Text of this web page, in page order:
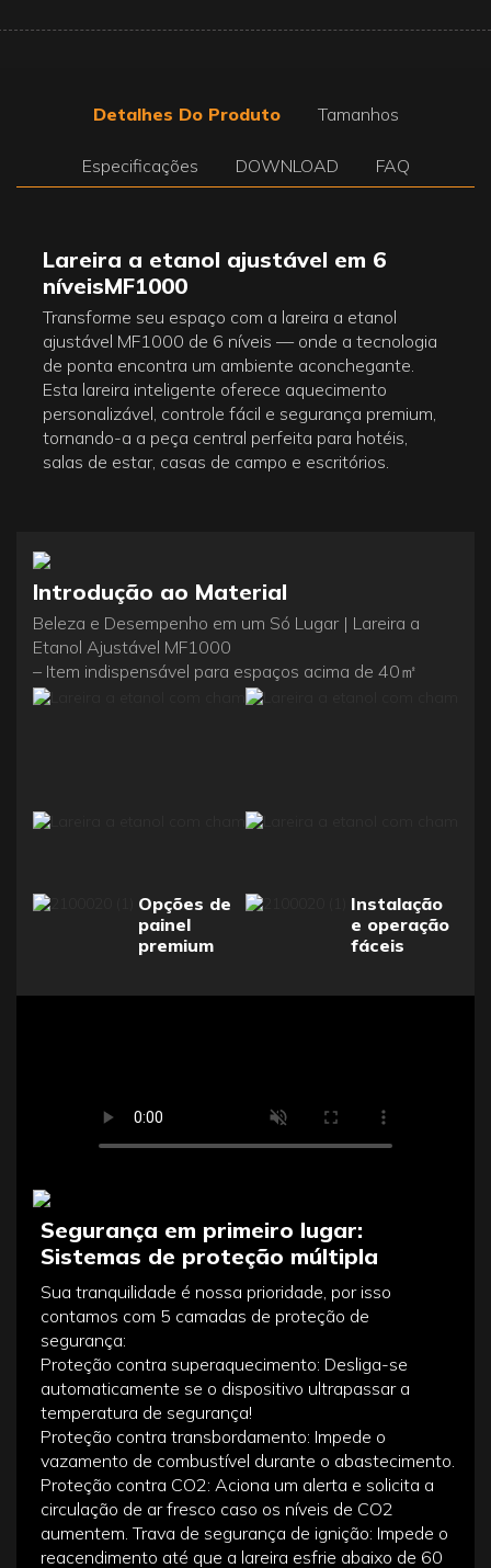
Detalhes Do Produto Tamanhos
Especificações DOWNLOAD FAQ
Lareira a etanol ajustável em 6
níveisMF1000
Transforme seu espaço com a lareira a etanol
ajustável MF1000 de 6 níveis — onde a tecnologia
de ponta encontra um ambiente aconchegante.
Esta lareira inteligente oferece aquecimento
personalizável, controle fácil e segurança premium,
tornando-a a peça central perfeita para hotéis,
salas de estar, casas de campo e escritórios.
Introdução ao Material
Beleza e Desempenho em um Só Lugar | Lareira a
Etanol Ajustável MF1000
– Item indispensável para espaços acima de 40㎡
Opções de
painel
premium
Instalação
e operação
fáceis
Segurança em primeiro lugar:
Sistemas de proteção múltipla
Sua tranquilidade é nossa prioridade, por isso
contamos com 5 camadas de proteção de
segurança:
Proteção contra superaquecimento: Desliga-se
automaticamente se o dispositivo ultrapassar a
temperatura de segurança!
Proteção contra transbordamento: Impede o
vazamento de combustível durante o abastecimento.
Proteção contra CO2: Aciona um alerta e solicita a
circulação de ar fresco caso os níveis de CO2
aumentem. Trava de segurança de ignição: Impede o
reacendimento até que a lareira esfrie abaixo de 60